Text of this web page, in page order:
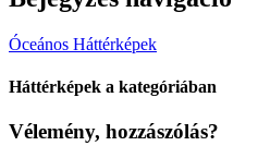
Óceános Háttérképek
Háttérképek a kategóriában
Vélemény, hozzászólás?